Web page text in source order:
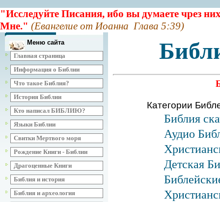
"Исследуйте Писания, ибо вы думаете чрез
Мне." (Евангелие от Иоанна Глава 5:39)
Меню сайта
Главная страница
Информация о Библии
Что такое Библия?
История Библии
Кто написал БИБЛИЮ?
Языки Библии
Свитки Мертвого моря
Рождение Книги - Библии
Драгоценные Книги
Библия и история
Библия и археология
Категории
Библия
Аудио
Детская